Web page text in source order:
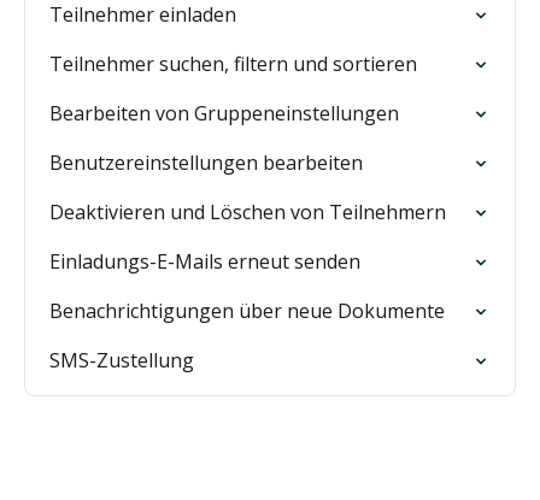
Teilnehmer einladen
Teilnehmer suchen, filtern und sortieren
Bearbeiten von Gruppeneinstellungen
Benutzereinstellungen bearbeiten
Deaktivieren und Löschen von Teilnehmern
Einladungs-E-Mails erneut senden
Benachrichtigungen über neue Dokumente
SMS-Zustellung